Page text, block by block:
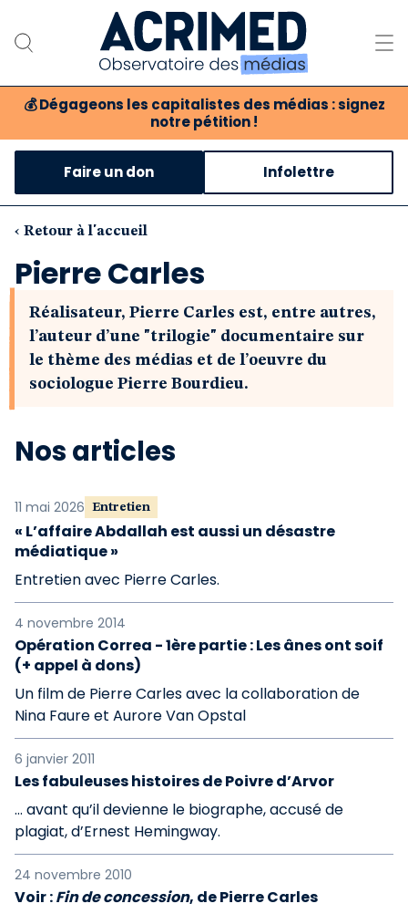
💰 Dégageons les capitalistes des médias : signez
notre pétition !
Notre association
Notre critique des médias
Nos propositions
Notre revue
Boutique
Faire un don Infolettre
‹ Retour à l'accueil
Pierre Carles
Réalisateur, Pierre Carles est, entre autres,
l’auteur d’une "trilogie" documentaire sur
le thème des médias et de l’oeuvre du
sociologue Pierre Bourdieu.
Nos articles
11 mai 2026 Entretien
« L’affaire Abdallah est aussi un désastre
médiatique »
Entretien avec Pierre Carles.
4 novembre 2014
Opération Correa - 1ère partie : Les ânes ont soif
(+ appel à dons)
Un film de Pierre Carles avec la collaboration de
Nina Faure et Aurore Van Opstal
6 janvier 2011
Les fabuleuses histoires de Poivre d’Arvor
… avant qu’il devienne le biographe, accusé de
plagiat, d’Ernest Hemingway.
24 novembre 2010
Voir :Fin de concession, de Pierre Carles